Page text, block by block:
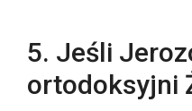
5. Jeśli
ortodoksyjni